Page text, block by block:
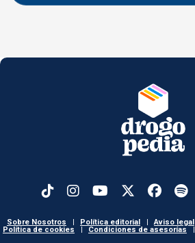
Sobre Nosotros | Política editorial | Aviso legal
Política de cookies
| Condiciones de asesorías |